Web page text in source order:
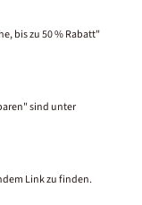
bis zu 50 % Rabatt"
sind unter
Link zu finden.